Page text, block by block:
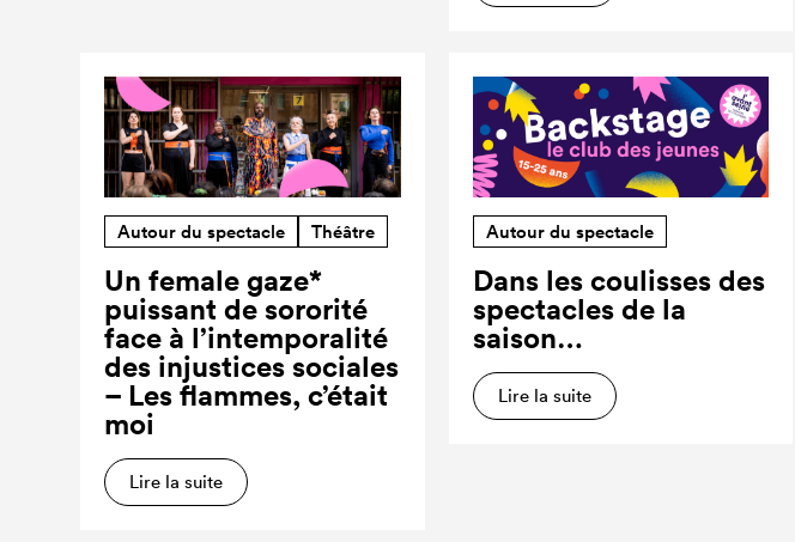
Autour du spectacle Théâtre
Un female gaze*
puissant de sororité
face à l’intemporalité
des injustices sociales
– Les flammes, c’était
moi
Lire la suite
Autour du spectacle
Dans les coulisses des
spectacles de la
saison…
Lire la suite